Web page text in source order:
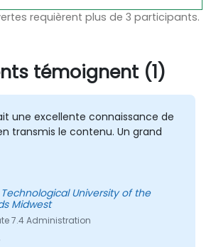
requièrent plus de 3 participants.
témoignent (1)
une excellente connaissance de
transmis le contenu. Un grand
Midwest
7.4 Administration